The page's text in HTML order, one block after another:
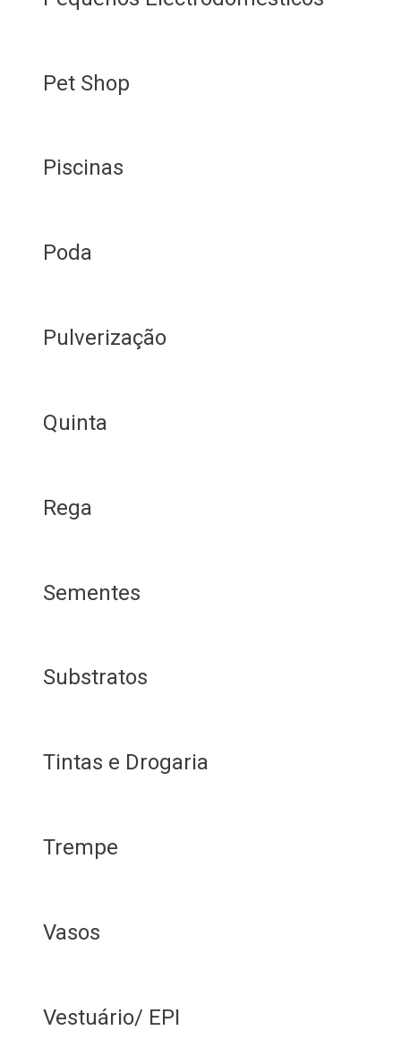
Pet Shop
Piscinas
Poda
Pulverização
Quinta
Rega
Sementes
Substratos
Tintas e Drogaria
Trempe
Vasos
Vestuário/ EPI